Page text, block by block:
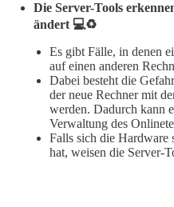
Die Server-Tools
ändert 💻♻️
Es gibt Fälle, in denen
auf einen anderen
Dabei besteht die
der neue Rechner mit
werden. Dadurch kann
Verwaltung des
Falls sich die Hardware
hat, weisen die Server-